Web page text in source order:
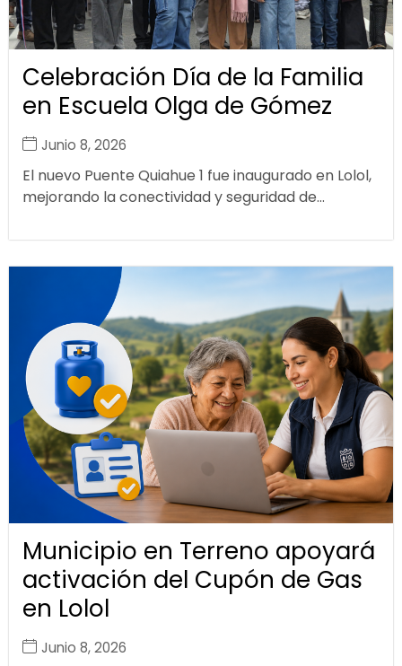
Celebración Día de la Familia
en Escuela Olga de Gómez
Junio 8, 2026
El nuevo Puente Quiahue 1 fue inaugurado en Lolol,
mejorando la conectividad y seguridad de...
Municipio en Terreno apoyará
activación del Cupón de Gas
en Lolol
Junio 8, 2026